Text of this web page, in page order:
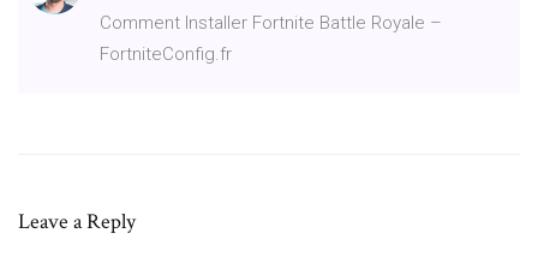
Comment Installer Fortnite Battle Royale –
FortniteConfig.fr
Leave a Reply